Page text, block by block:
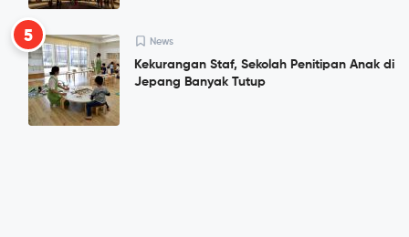
5 News
Kekurangan Staf, Sekolah Penitipan Anak di
Jepang Banyak Tutup